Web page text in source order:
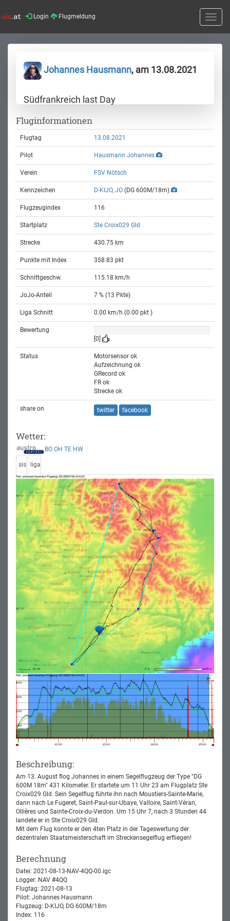
Login Flugmeldung
Toggle
Johannes Hausmann, am 13.08.2021
Südfrankreich last Day
Fluginformationen
Flugtag 13.08.2021
Pilot Hausmann Johannes
Verein FSV Nötsch
Kennzeichen D-KIJO, JO (DG 600M/18m)
Flugzeugindex 116
Startplatz Ste Croix029 Gld
Strecke 430.75 km
Punkte mit Index 358.83 pkt
Schnittgeschw. 115.18 km/h
JoJo-Anteil 7 % (13 Pkte)
Liga Schnitt 0.00 km/h (0.00 pkt )
Bewertung
[0]
Status
Motorsensor ok
Aufzeichnung ok
GRecord ok
FR ok
Strecke ok
share on twitter facebook
Wetter:
BO OH TE HW
sis liga
Beschreibung:
Am 13. August flog Johannes in einem Segelflugzeug der Type "DG
600M 18m" 431 Kilometer. Er startete um 11 Uhr 23 am Flugplatz Ste
Croix029 Gld. Sein Segelflug führte ihn nach Moustiers-Sainte-Marie,
dann nach Le Fugeret, Saint-Paul-sur-Ubaye, Valloire, Saint-Véran,
Ollières und Sainte-Croix-du-Verdon. Um 15 Uhr 7, nach 3 Stunden 44
landete er in Ste Croix029 Gld.
Mit dem Flug konnte er den 4ten Platz in der Tageswertung der
dezentralen Staatsmeisterschaft im Streckensegelflug erfliegen!
Berechnung
Datei: 2021-08-13-NAV-4QQ-00.igc
Logger: NAV #4QQ
Flugtag: 2021-08-13
Pilot: Johannes Hausmann
Flugzeug: D-KIJO, DG 600M/18m
Index: 116